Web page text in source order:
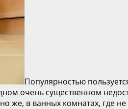
Популярностью
очень существенном
же, в ванных комнатах,